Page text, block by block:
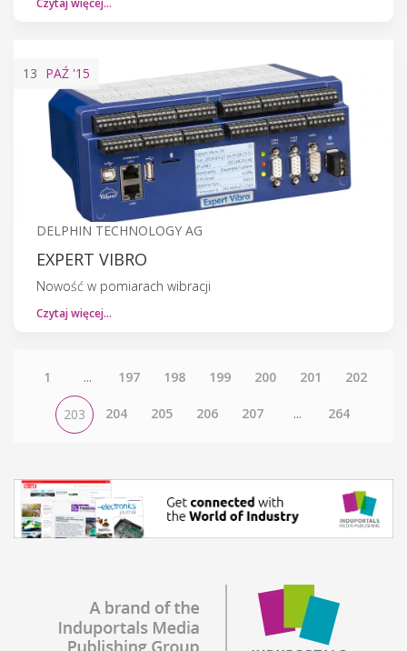
13 PAŹ '15
DELPHIN TECHNOLOGY AG
EXPERT VIBRO
Nowość w pomiarach wibracji
Czytaj więcej…
1 ... 197 198 199 200 201 202
203 204 205 206 207 ... 264